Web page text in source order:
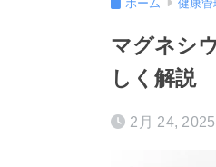
ホーム 健康管
マグネシ
しく解説
2月 24, 2025